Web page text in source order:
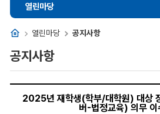
홈 열린마당 공지사항
열린마당
공지사항
2025년 재학생(학부/대학원) 대상
버-법정교육) 의무 이